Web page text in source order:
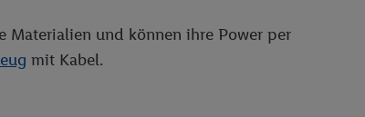
Materialien und können ihre Power per
mit Kabel.